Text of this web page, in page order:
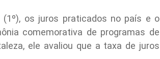
os juros praticados no país e o
comemorativa de programas de
ele avaliou que a taxa de juros